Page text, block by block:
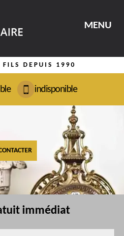
MENU
FILS DEPUIS 1990
indisponible
immédiat